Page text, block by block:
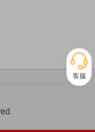
客服